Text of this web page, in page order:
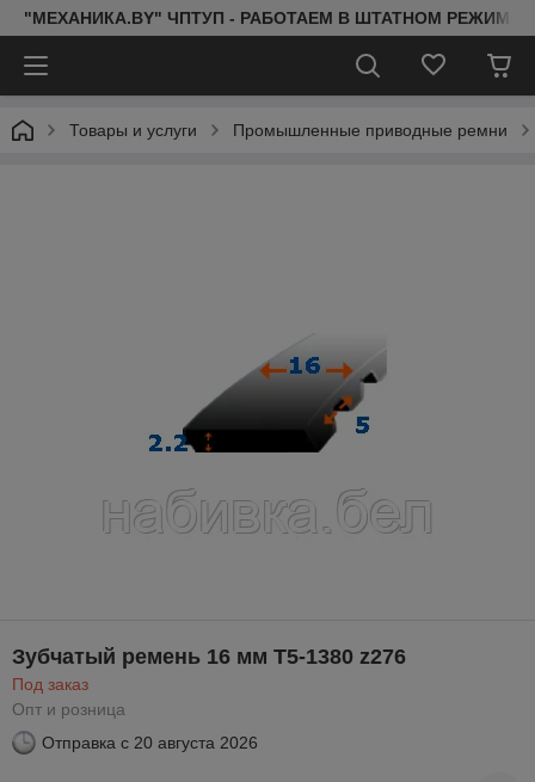
"МЕХАНИКА.BY" ЧПТУП - РАБОТАЕМ В ШТАТНОМ РЕЖИМЕ
Товары и услуги Промышленные приводные ремни
Зубчатый ремень 16 мм T5-1380 z276
Под заказ
Опт и розница
Отправка с 20 августа 2026